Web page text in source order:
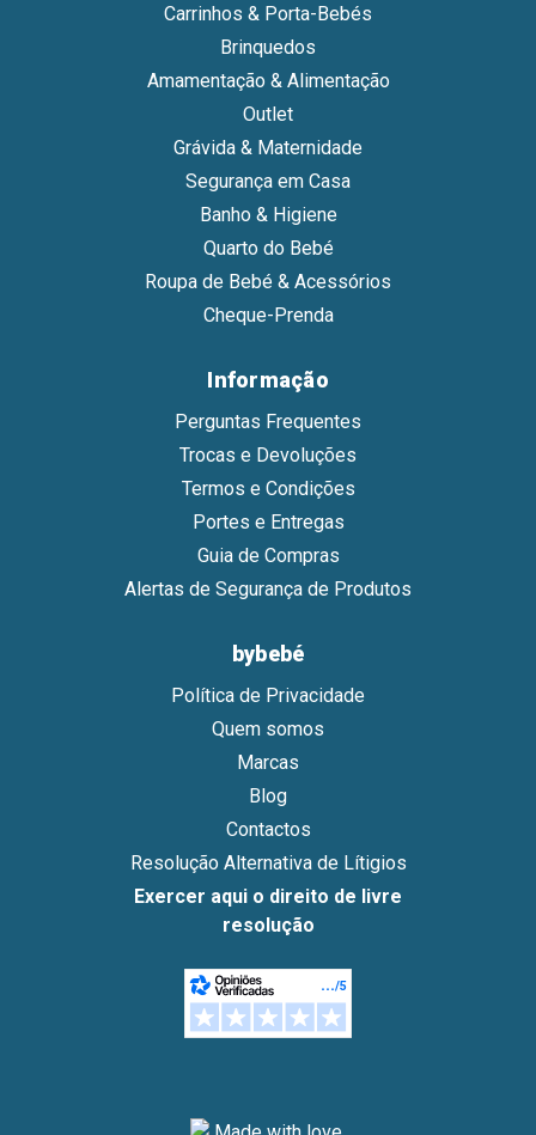
Carrinhos & Porta-Bebés
Brinquedos
Amamentação & Alimentação
Outlet
Grávida & Maternidade
Segurança em Casa
Banho & Higiene
Quarto do Bebé
Roupa de Bebé & Acessórios
Cheque-Prenda
Informação
Perguntas Frequentes
Trocas e Devoluções
Termos e Condições
Portes e Entregas
Guia de Compras
Alertas de Segurança de Produtos
bybebé
Política de Privacidade
Quem somos
Marcas
Blog
Contactos
Resolução Alternativa de Lítigios
Exercer aqui o direito de livre
resolução